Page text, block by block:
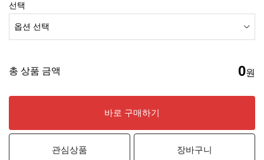
선택
총 상품 금액 0원
바로 구매하기
관심상품 장바구니